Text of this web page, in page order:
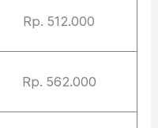
Rp. 512.000
Rp. 562.000